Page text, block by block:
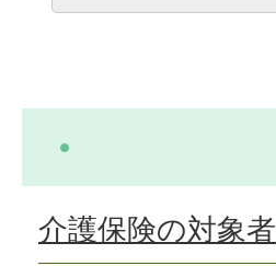
介護保険の対象者